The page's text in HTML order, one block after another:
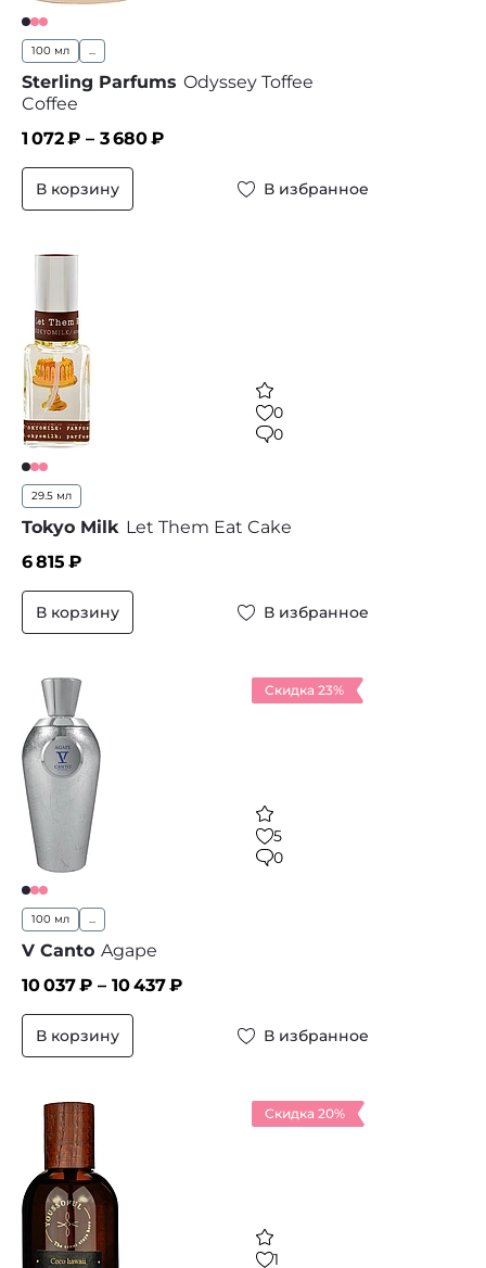
100 мл ...
Sterling Parfums Odyssey Toffee
Coffee
1 072₽ – 3 680₽
В корзину В избранное
0
0
29.5 мл
Tokyo Milk Let Them Eat Cake
6 815 ₽
В корзину В избранное
Скидка 23%
5
0
100 мл ...
V Canto Agape
10 037₽ – 10 437₽
В корзину В избранное
Скидка 20%
1